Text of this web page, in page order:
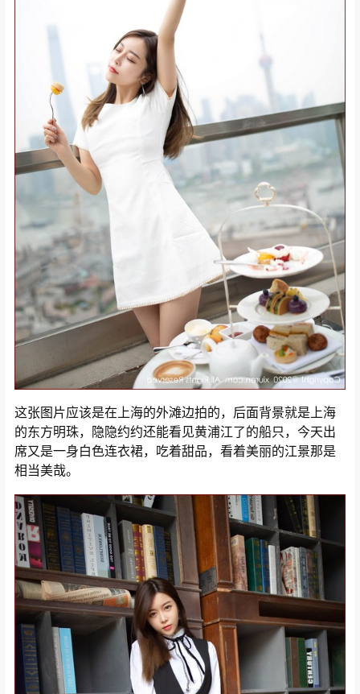
这张图片应该是在上海的外滩边拍的，后面背景就是上海
的东方明珠，隐隐约约还能看见黄浦江了的船只，今天出
席又是一身白色连衣裙，吃着甜品，看着美丽的江景那是
相当美哉。